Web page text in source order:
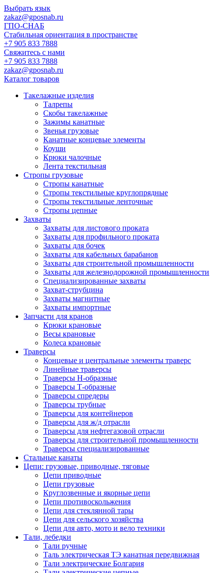
Выбрать язык
zakaz@gposnab.ru
ГПО-СНАБ
Стабильная ориентация в пространстве
+7 905 833 7888
Свяжитесь с нами
+7 905 833 7888
zakaz@gposnab.ru
Каталог товаров
Такелажные изделия
Талрепы
Скобы такелажные
Зажимы канатные
Звенья грузовые
Канатные концевые элементы
Коуши
Крюки чалочные
Лента текстильная
Стропы грузовые
Стропы канатные
Стропы текстильные круглопрядные
Стропы текстильные ленточные
Стропы цепные
Захваты
Захваты для листового проката
Захваты для профильного проката
Захваты для бочек
Захваты для кабельных барабанов
Захваты для строительной промышленности
Захваты для железнодорожной промышленности
Специализированные захваты
Захват-струбцина
Захваты магнитные
Захваты импортные
Запчасти для кранов
Крюки крановые
Весы крановые
Колеса крановые
Траверсы
Концевые и центральные элементы траверс
Линейные траверсы
Траверсы Н-образные
Траверсы Т-образные
Траверсы спредеры
Траверсы трубные
Траверсы для контейнеров
Траверсы для ж/д отрасли
Траверсы для нефтегазовой отрасли
Траверсы для строительной промышленности
Траверсы специализированные
Стальные канаты
Цепи: грузовые, приводные, тяговые
Цепи приводные
Цепи грузовые
Круглозвенные и якорные цепи
Цепи противоскольжения
Цепи для стеклянной тары
Цепи для сельского хозяйства
Цепи для авто, мото и вело техники
Тали, лебедки
Тали ручные
Таль электрическая ТЭ канатная передвижная
Тали электрические Болгария